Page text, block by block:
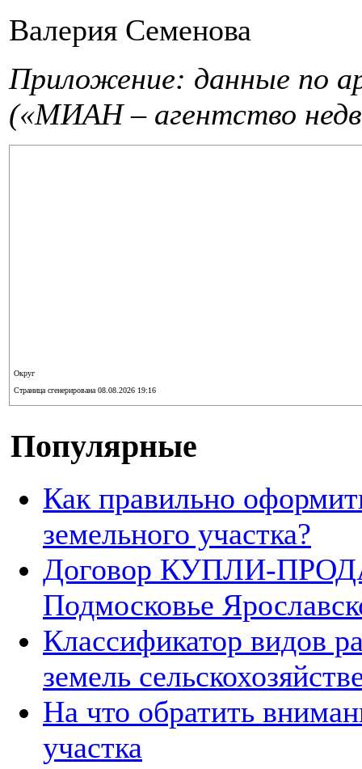
Валерия Семенова
Приложение: данные по
(«МИАН – агентство
Округ
Страница сгенерирована 08.08.2026 19:16
Популярные
Как правильно
земельного участка?
Договор КУПЛИ-
Подмосковье
Классификатор видов
земель
На что обратить
участка